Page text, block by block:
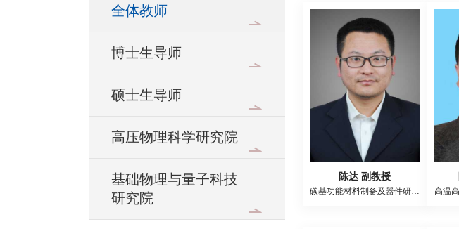
全体教师
博士生导师
硕士生导师
高压物理科学研究院
基础物理与量子科技
研究院
陈达 副教授
碳基功能材料制备及器件研究/高迁移率半导体材料及器件研究